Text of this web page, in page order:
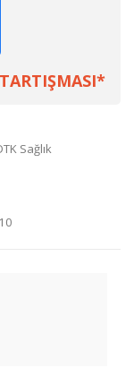
Sağlık